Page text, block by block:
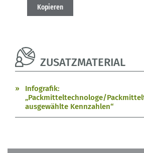
Kopieren
ZUSATZMATERIAL
Infografik:
„Packmitteltechnologe/
ausgewählte Kennzahlen“